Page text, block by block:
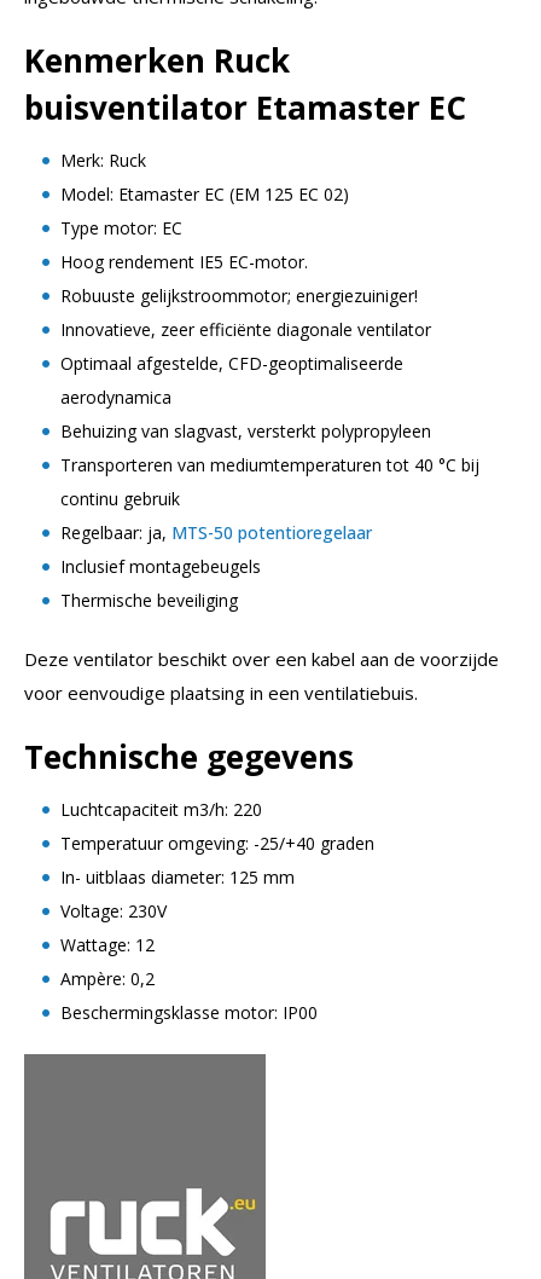
Kenmerken Ruck
buisventilator Etamaster EC
Merk: Ruck
Model: Etamaster EC (EM 125 EC 02)
Type motor: EC
Hoog rendement IE5 EC-motor.
Robuuste gelijkstroommotor; energiezuiniger!
Innovatieve, zeer efficiënte diagonale ventilator
Optimaal afgestelde, CFD-geoptimaliseerde
aerodynamica
Behuizing van slagvast, versterkt polypropyleen
Transporteren van mediumtemperaturen tot 40 °C bij
continu gebruik
Regelbaar: ja, MTS-50 potentioregelaar
Inclusief montagebeugels
Thermische beveiliging
Deze ventilator beschikt over een kabel aan de voorzijde
voor eenvoudige plaatsing in een ventilatiebuis.
Technische gegevens
Luchtcapaciteit m3/h: 220
Temperatuur omgeving: -25/+40 graden
In- uitblaas diameter: 125 mm
Voltage: 230V
Wattage: 12
Ampère: 0,2
Beschermingsklasse motor: IP00